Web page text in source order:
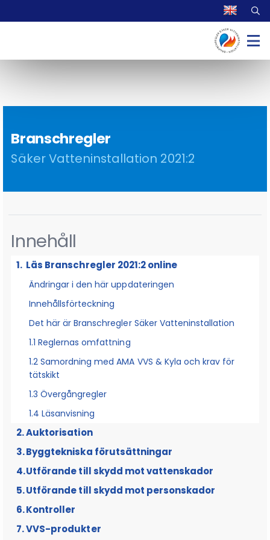
Branschregler
Säker Vatteninstallation 2021:2
Innehåll
Läs Branschregler 2021:2 online
Ändringar i den här uppdateringen
Innehållsförteckning
Det här är Branschregler Säker Vatteninstallation
1.1 Reglernas omfattning
1.2 Samordning med AMA VVS & Kyla och krav för
tätskikt
1.3 Övergångregler
1.4 Läsanvisning
Auktorisation
2.1 Auktoriserat VVS-företag
2.1.1 Säker Vattens branschlegitimation för VVS-
montörer, arbetsledare och lärlingar
2.1.2 Dokumentation av VVS-installationer
2.2 Auktoriserat konsultföretag
Byggtekniska förutsättningar
Utförande till skydd mot vattenskador
4.1 Tappvatteninstallationer
4.1.1 Fogar på tappvattenledningar
4.1.2 Avstängningsventiler
Utförande till skydd mot personskador
5.1 Skydd mot legionellatillväxt i
tappvatteninstallationer
Kontroller
6.1 tryck- och täthetskontroll av tappvatten och
VVS-produkter